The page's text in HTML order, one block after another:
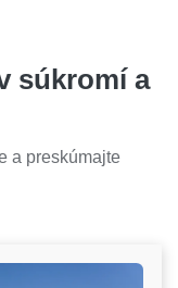
súkromí a
a preskúmajte